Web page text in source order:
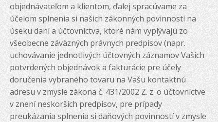
objednávateľom a klientom, ďalej spracúvame za
účelom splnenia si našich zákonných povinností na
úseku daní a účtovníctva, ktoré nám vyplývajú zo
všeobecne záväzných právnych predpisov (napr.
uchovávanie jednotlivých účtovných záznamov Vašich
potvrdených objednávok a fakturácie pre účely
doručenia vybraného tovaru na Vašu kontaktnú
adresu v zmysle zákona č. 431/2002 Z. z. o účtovníctve
v znení neskorších predpisov, pre prípady
preukázania splnenia si daňových povinností v zmysle